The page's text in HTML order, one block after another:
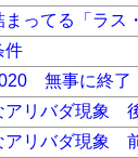
ってる「ラス
件
無事に終了
アリバダ現象
アリバダ現象